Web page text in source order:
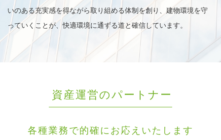
いのある充実感を得ながら取り組める体制を創り、建物環境を守
っていくことが、快適環境に通ずる道と確信しています。
資産運営のパートナー
各種業務で的確にお応えいたします